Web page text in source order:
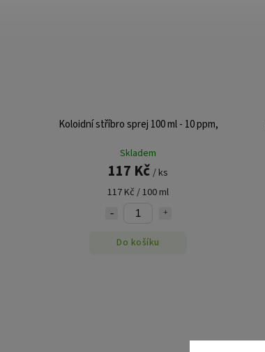
Koloidní stříbro sprej 100 ml - 10 ppm,
Skladem
117 Kč / ks
117 Kč / 100 ml
Do košíku